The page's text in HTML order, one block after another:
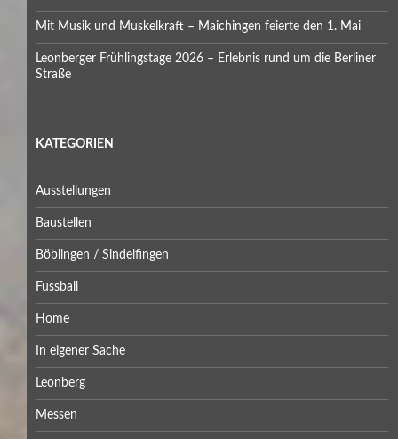
Mit Musik und Muskelkraft – Maichingen feierte den 1. Mai
Leonberger Frühlingstage 2026 – Erlebnis rund um die Berliner
Straße
KATEGORIEN
Ausstellungen
Baustellen
Böblingen / Sindelfingen
Fussball
Home
In eigener Sache
Leonberg
Messen